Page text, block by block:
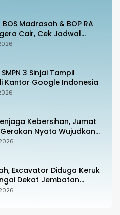
BOS Madrasah & BOP RA
Cair, Cek Jadwal
3 Sinjai Tampil
Kantor Google Indonesia
Kebersihan, Jumat
Nyata Wujudkan
Excavator Diduga Keruk
Dekat Jembatan
Luwu Utara–Luwu Timur